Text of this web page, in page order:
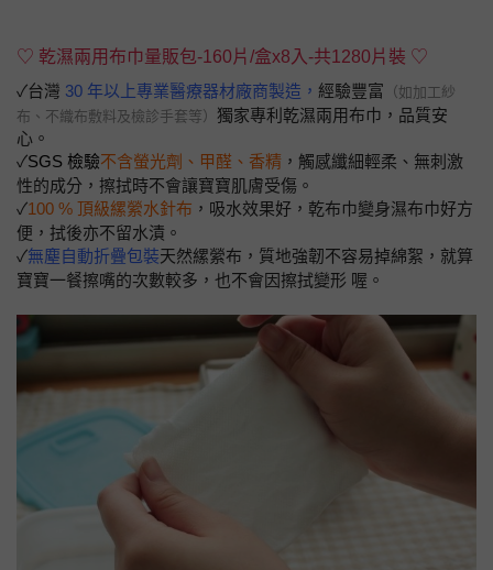
♡ 乾濕兩用布巾量販包-160片/盒x8入-共1280片裝 ♡
✓台灣 30 年以上專業醫療器材廠商製造， 經驗豐富 （如加工紗
布、不織布敷料及檢診手套等） 獨家專利乾濕兩用布巾，品質安
心。
✓SGS 檢驗不含螢光劑、甲醛、香精 ，觸感纖細輕柔、無刺激
性的成分，擦拭時不會讓寶寶肌膚受傷。
✓100 % 頂級縲縈水針布 ，吸水效果好，乾布巾變身濕布巾好方
便，拭後亦不留水漬。
✓無塵自動折疊包裝天然縲縈布，質地強韌不容易掉綿絮，就算
寶寶一餐擦嘴的次數較多，也不會因擦拭變形 喔。